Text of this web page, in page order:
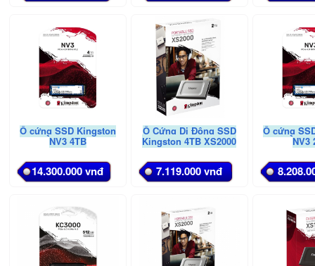
Ổ cứng SSD Kingston
NV3 4TB
14.300.000 vnđ
Ổ Cứng Di Động SSD
Kingston 4TB XS2000
7.119.000 vnđ
Ổ cứng
NV3